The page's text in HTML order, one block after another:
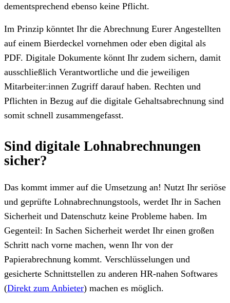
dementsprechend ebenso keine Pflicht.
Im Prinzip könntet Ihr die Abrechnung Eurer Angestellten
auf einem Bierdeckel vornehmen oder eben digital als
PDF. Digitale Dokumente könnt Ihr zudem sichern, damit
ausschließlich Verantwortliche und die jeweiligen
Mitarbeiter:innen Zugriff darauf haben. Rechten und
Pflichten in Bezug auf die digitale Gehaltsabrechnung sind
somit schnell zusammengefasst.
Sind digitale Lohnabrechnungen
sicher?
Das kommt immer auf die Umsetzung an! Nutzt Ihr seriöse
und geprüfte Lohnabrechnungstools, werdet Ihr in Sachen
Sicherheit und Datenschutz keine Probleme haben. Im
Gegenteil: In Sachen Sicherheit werdet Ihr einen großen
Schritt nach vorne machen, wenn Ihr von der
Papierabrechnung kommt. Verschlüsselungen und
gesicherte Schnittstellen zu anderen HR-nahen Softwares
(Direkt zum Anbieter) machen es möglich.